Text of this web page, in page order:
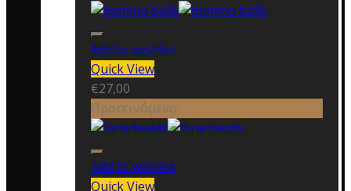
Add to wishlist
Quick View
€27,00
Προτεινόμενο
Add to wishlist
Quick View